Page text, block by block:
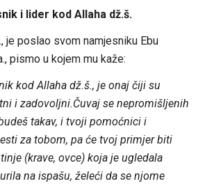
i lider kod Allaha dž.š.
je poslao svom namjesniku Ebu
pismo u kojem mu kaže:
kod Allaha dž.š., je onaj čiji su
i zadovoljni.Čuvaj se nepromišljenih
takav, i tvoji pomoćnici i
za tobom, pa će tvoj primjer biti
(krave, ovce) koja je ugledala
na ispašu, želeći da se njome